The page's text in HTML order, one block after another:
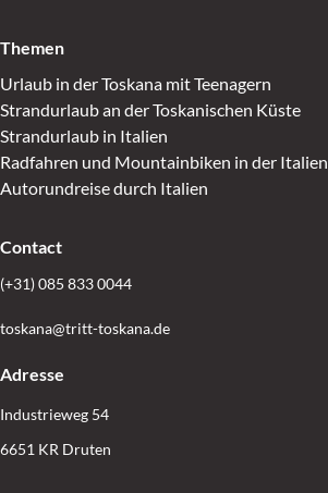
Themen
Urlaub in der Toskana mit Teenagern
Strandurlaub an der Toskanischen Küste
Strandurlaub in Italien
Radfahren und Mountainbiken in der Italien
Autorundreise durch Italien
Contact
(+31) 085 833 0044
toskana@tritt-toskana.de
Adresse
Industrieweg 54
6651 KR Druten